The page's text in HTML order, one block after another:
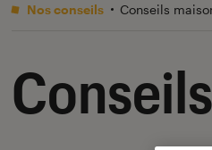
Nos conseils Conseils